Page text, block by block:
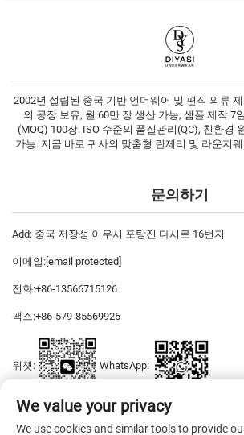
2002년 설립된 중국 기반 언더웨어 및 편직 의류
의 공장 보유, 월 60만 장 생산 가능, 샘플 제작 7
(MOQ) 100장. ISO 수준의 품질관리(QC), 친환경
가능. 지금 바로 귀사의 맞춤형 란제리 및 라운지
문의하기
Add: 중국 저장성 이우시 포탕진 다시로 16번지
이메일: [email protected]
전화:+86-13566715126
팩스:+86-579-85569925
위챗: WhatsApp:
We value your privacy
We use cookies and similar tools to provide